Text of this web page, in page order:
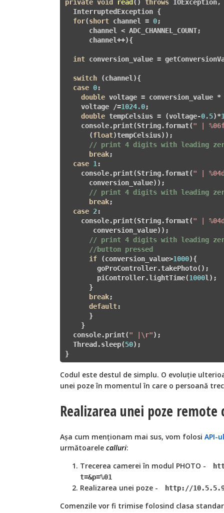
private void read () throws
  InterruptedException
{
for(short channel = 0;
      channel < ADC_CHANNEL_COUNT;
      channel++){
int conversion_value =
switch (channel){
case 0:
double voltage = conversion_value
    voltage /=
1024.0;
double tempCelsius = (voltage-0.5)*
    console.print(String.format(
" |
      (
float)tempCelsius));
// print 4 digits with leading
break;
case 1 :
    console.print(String.format(
" |
      conversion_value));
// print 4 digits with leading
break;
case 2 :
    console.print(String.format(
" |
       conversion_value));
// print 4 digits with leading
//button pressed
if (conversion_value>1000){
        goProController.takePhoto();
        piController.lightTime(
1000l);
      }
break;
default:
      }
    }
  console.print(
" |\r");
  Thread.sleep(
50);
}
Codul este destul de simplu. O evoluție
unei poze în momentul în care o persoană
Realizarea unei poze remote
Așa cum menționam mai sus, vom folosi API-
următoarele calluri:
Trecerea camerei în modul PHOTO -
t=&p=%01
Realizarea unei poze - http://10.5.5.9/
Comenzile vor fi trimise folosind clasa